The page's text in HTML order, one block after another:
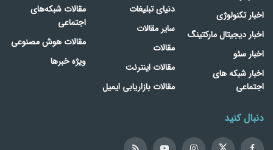
اخبار تکنولوژی
اخبار دیجیتال مارکتینگ
اخبار سئو
اخبار شبکه های
اجتماعی
دنیای تبلیغات
سایر مقالات
مقالات
مقالات اینترنت
مقالات بازاریابی ایمیل
مقالات شبکه‌های
اجتماعی
مقالات هوش مصنوعی
ویژه خبرها
دنبال کنید